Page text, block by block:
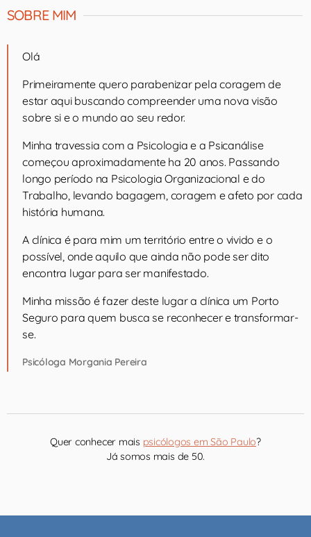
SOBRE MIM
Olá
Primeiramente quero parabenizar pela coragem de
estar aqui buscando compreender uma nova visão
sobre si e o mundo ao seu redor.
Minha travessia com a Psicologia e a Psicanálise
começou aproximadamente ha 20 anos. Passando
longo período na Psicologia Organizacional e do
Trabalho, levando bagagem, coragem e afeto por cada
história humana.
A clínica é para mim um território entre o vivido e o
possível, onde aquilo que ainda não pode ser dito
encontra lugar para ser manifestado.
Minha missão é fazer deste lugar a clínica um Porto
Seguro para quem busca se reconhecer e transformar-
se.
Psicóloga Morgania Pereira
Quer conhecer mais psicólogos em São Paulo?
Já somos mais de 50.